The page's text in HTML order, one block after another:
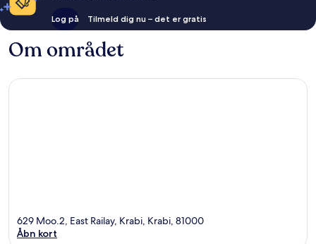
Log på Tilmeld dig nu – det er gratis
Om området
629 Moo.2, East Railay, Krabi, Krabi, 81000
Åbn kort